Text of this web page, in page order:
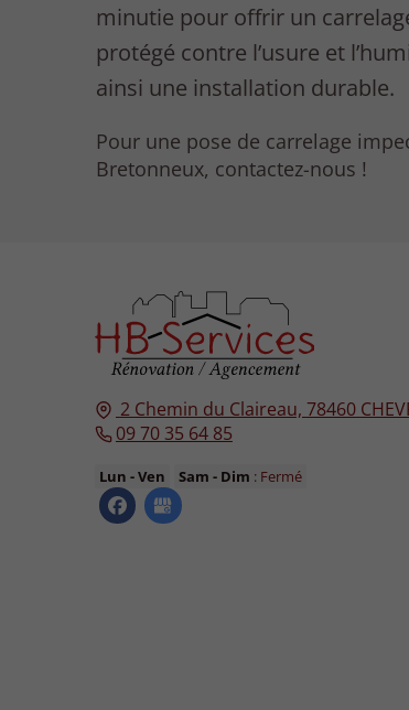
minutie pour offrir un
protégé contre l’usure et
ainsi une installation durable.
Pour une pose de carrelage
Bretonneux, contactez-nous !
2 Chemin du Claireau, 78460
09 70 35 64 85
Lun - Ven Sam - Dim : Fermé